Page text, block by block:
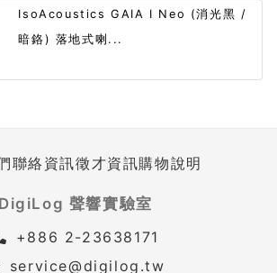
IsoAcoustics GAIA I Neo (消光黑 /
暗鉻) 落地式喇...
聯絡資訊徵才資訊購物說明
DigiLog 聲響實驗室
+886 2-23638171
service@digilog.tw